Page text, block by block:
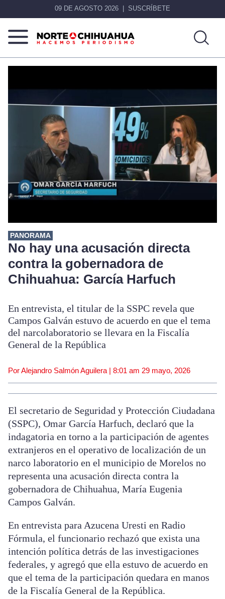
09 DE AGOSTO 2026 SUSCRÍBETE
Norte
Más
hacemos periodismo
PANORAMA
No hay una acusación directa
contra la gobernadora de
Chihuahua: García Harfuch
En entrevista, el titular de la SSPC revela que
Campos Galván estuvo de acuerdo en que el tema
del narcolaboratorio se llevara en la Fiscalía
General de la República
Por Alejandro Salmón Aguilera | 8:01 am 29 mayo, 2026
El secretario de Seguridad y Protección Ciudadana
(SSPC), Omar García Harfuch, declaró que la
indagatoria en torno a la participación de agentes
extranjeros en el operativo de localización de un
narco laboratorio en el municipio de Morelos no
representa una acusación directa contra la
gobernadora de Chihuahua, María Eugenia
Campos Galván.
En entrevista para Azucena Uresti en Radio
Fórmula, el funcionario rechazó que exista una
intención política detrás de las investigaciones
federales, y agregó que ella estuvo de acuerdo en
que el tema de la participación quedara en manos
de la Fiscalía General de la República.